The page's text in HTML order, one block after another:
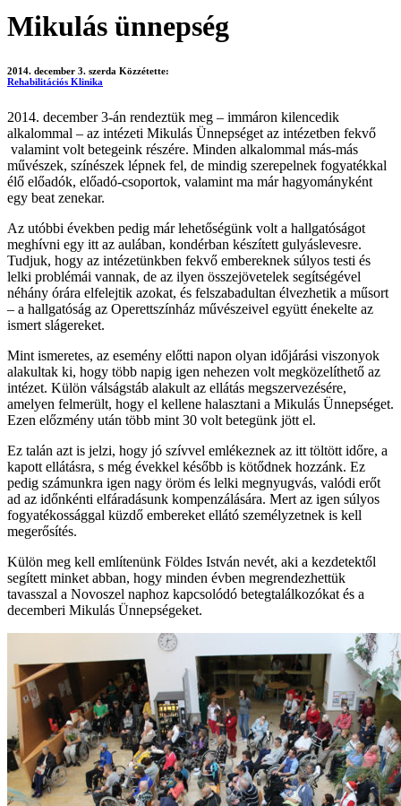
Mikulás ünnepség
2014. december 3. szerda Közzétette:
Rehabilitációs Klinika
2014. december 3-án rendeztük meg – immáron kilencedik
alkalommal – az intézeti Mikulás Ünnepséget az intézetben fekvő
valamint volt betegeink részére. Minden alkalommal más-más
művészek, színészek lépnek fel, de mindig szerepelnek fogyatékkal
élő előadók, előadó-csoportok, valamint ma már hagyományként
egy beat zenekar.
Az utóbbi években pedig már lehetőségünk volt a hallgatóságot
meghívni egy itt az aulában, kondérban készített gulyáslevesre.
Tudjuk, hogy az intézetünkben fekvő embereknek súlyos testi és
lelki problémái vannak, de az ilyen összejövetelek segítségével
néhány órára elfelejtik azokat, és felszabadultan élvezhetik a műsort
– a hallgatóság az Operettszínház művészeivel együtt énekelte az
ismert slágereket.
Mint ismeretes, az esemény előtti napon olyan időjárási viszonyok
alakultak ki, hogy több napig igen nehezen volt megközelíthető az
intézet. Külön válságstáb alakult az ellátás megszervezésére,
amelyen felmerült, hogy el kellene halasztani a Mikulás Ünnepséget.
Ezen előzmény után több mint 30 volt betegünk jött el.
Ez talán azt is jelzi, hogy jó szívvel emlékeznek az itt töltött időre, a
kapott ellátásra, s még évekkel később is kötődnek hozzánk. Ez
pedig számunkra igen nagy öröm és lelki megnyugvás, valódi erőt
ad az időnkénti elfáradásunk kompenzálására. Mert az igen súlyos
fogyatékossággal küzdő embereket ellátó személyzetnek is kell
megerősítés.
Külön meg kell említenünk Földes István nevét, aki a kezdetektől
segített minket abban, hogy minden évben megrendezhettük
tavasszal a Novoszel naphoz kapcsolódó betegtalálkozókat és a
decemberi Mikulás Ünnepségeket.